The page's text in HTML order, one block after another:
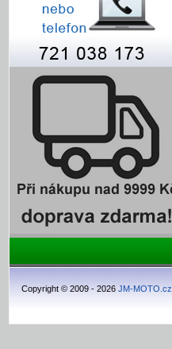
Copyright © 2009 - 2026 JM-MOTO.cz